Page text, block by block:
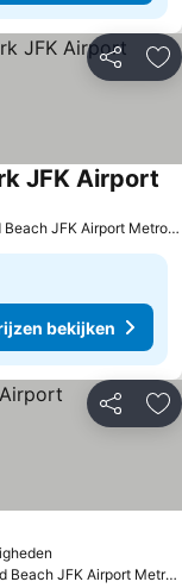
Delen
JFK Airport
3.1 km vanaf Howard Beach JFK Airport Metro Station
bekijken
Delen
2.9 km vanaf Howard Beach JFK Airport Metro Station